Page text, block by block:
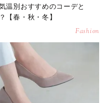
温別おすすめのコーデと
【春・秋・冬】
Fashion